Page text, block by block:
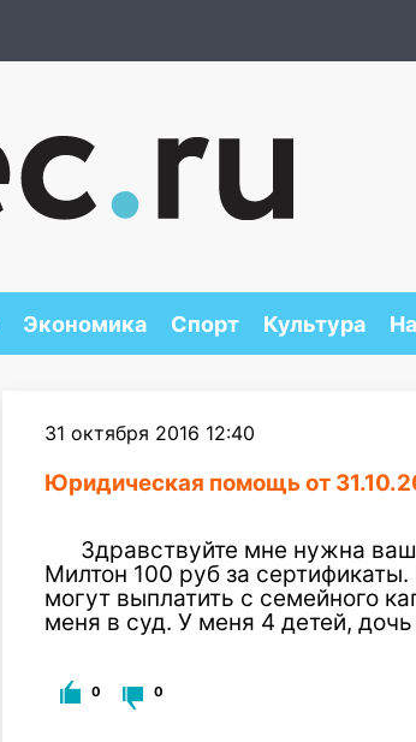
Экономика Спорт Культура
31 октября 2016 12:40
Юридическая помощь от
Здравствуйте мне нужна
Милтон 100 руб за
могут выплатить с семейного
меня в суд. У меня 4 детей,
0 0